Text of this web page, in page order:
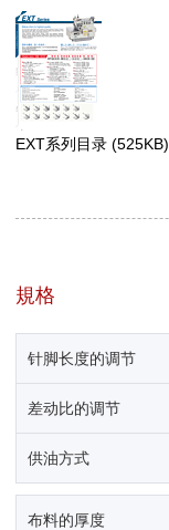
EXT系列目录 (525KB)
規格
针脚长度的调节
差动比的调节
供油方式
布料的厚度